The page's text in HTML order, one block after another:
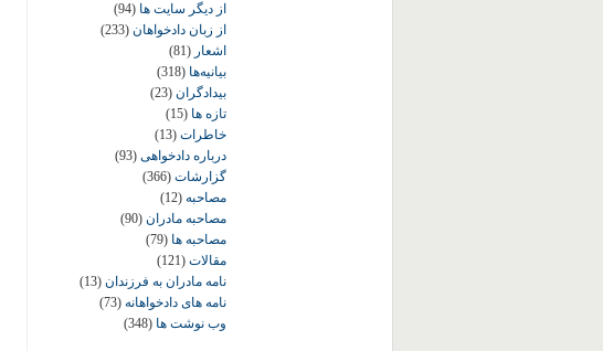
از دیگر سایت ها (94)
از زبان دادخواهان (233)
اشعار (81)
بیانیه‌ها (318)
بیدادگران (23)
تازه ها (15)
خاطرات (13)
درباره دادخواهی (93)
گزارشات (366)
مصاحبه (12)
مصاحبه مادران (90)
مصاحبه ها (79)
مقالات (121)
نامه مادران به فرزندان (13)
نامه های دادخواهانه (73)
وب نوشت ها (348)